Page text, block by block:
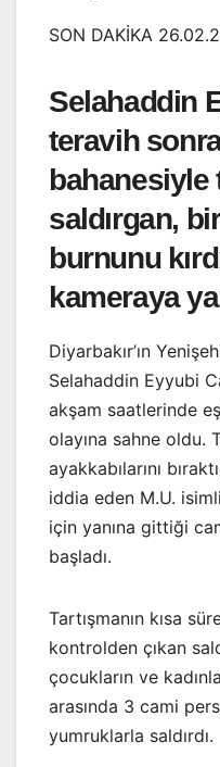
SON DAKİKA
Selahaddin
teravih
saldırgan,
burnunu
kameraya
Diyarbakır’ın
Selahaddin Eyyubi
akşam saatlerinde
olayına sahne oldu.
ayakkabılarını
iddia eden M.U.
için yanına gittiği
başladı.
Tartışmanın kısa
kontrolden çıkan
çocukların ve
arasında 3 cami
yumruklarla saldırdı.